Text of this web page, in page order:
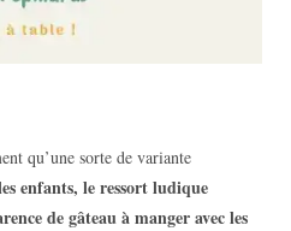
qu’une sorte de variante
enfants, le ressort ludique
de gâteau à manger avec les